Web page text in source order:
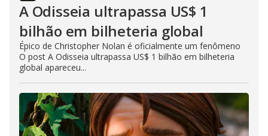
A Odisseia ultrapassa US$ 1
bilhão em bilheteria global
Épico de Christopher Nolan é oficialmente um fenômeno
O post A Odisseia ultrapassa US$ 1 bilhão em bilheteria
global apareceu...